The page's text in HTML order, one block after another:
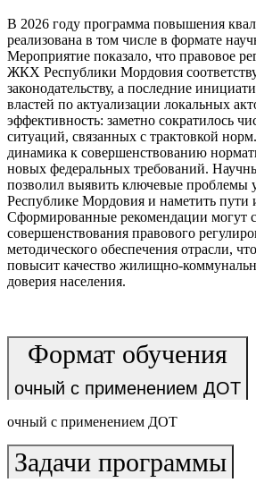
В 2026 году программа повышения
реализована в том числе в формате
Мероприятие показало, что правовое
ЖКХ Республики Мордовия
законодательству, а последние
властей по актуализации локальных
эффективность: заметно сократилось
ситуаций, связанных с трактовкой
динамика к совершенствованию
новых федеральных требований.
позволил выявить ключевые
Республике Мордовия и наметить пути
Сформированные рекомендации могут
совершенствования правового
методического обеспечения отрасли,
повысит качество
доверия населения.
Формат обучения
очный с применением ДОТ
очный с применением ДОТ
Задачи программы